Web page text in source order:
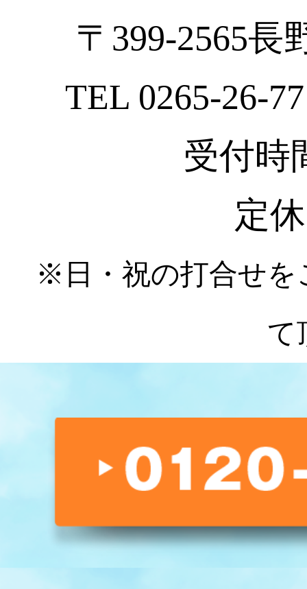
〒399-2565長
TEL 0265-26-
受付時
定
※日・祝の打合せを
て